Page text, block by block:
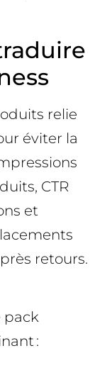
relie
éviter la
CTR
et
retours.
pack
: